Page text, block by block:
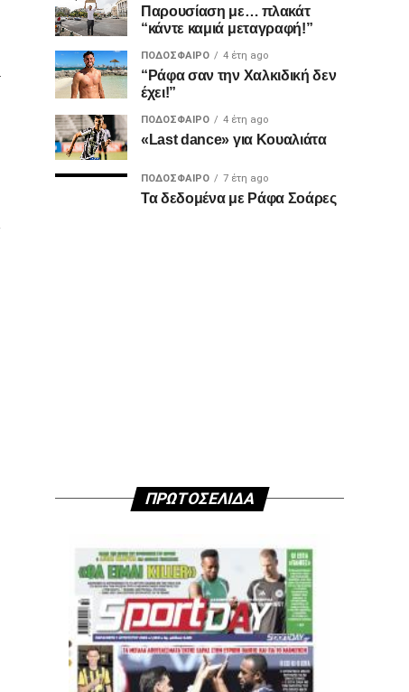
Παρουσίαση με… πλακάτ
“κάντε καμιά μεταγραφή!”
ΠΟΔΌΣΦΑΙΡΟ 4 έτη ago
“Ράφα σαν την Χαλκιδική δεν
έχει!”
ΠΟΔΌΣΦΑΙΡΟ 4 έτη ago
«Last dance» για Κουαλιάτα
ΠΟΔΌΣΦΑΙΡΟ 7 έτη ago
Τα δεδομένα με Ράφα Σοάρες
ΠΡΩΤΟΣΕΛΙΔΑ